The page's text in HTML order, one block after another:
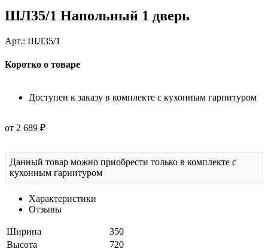
ШЛ35/1 Напольный 1 дверь
Арт.: ШЛ35/1
Коротко о товаре
Доступен к заказу в комплекте с кухонным гарнитуром
от 2 689 ₽
Данный товар можно приобрести только в комплекте с
кухонным гарнитуром
Характеристики
Отзывы
Ширина
350
Высота
720